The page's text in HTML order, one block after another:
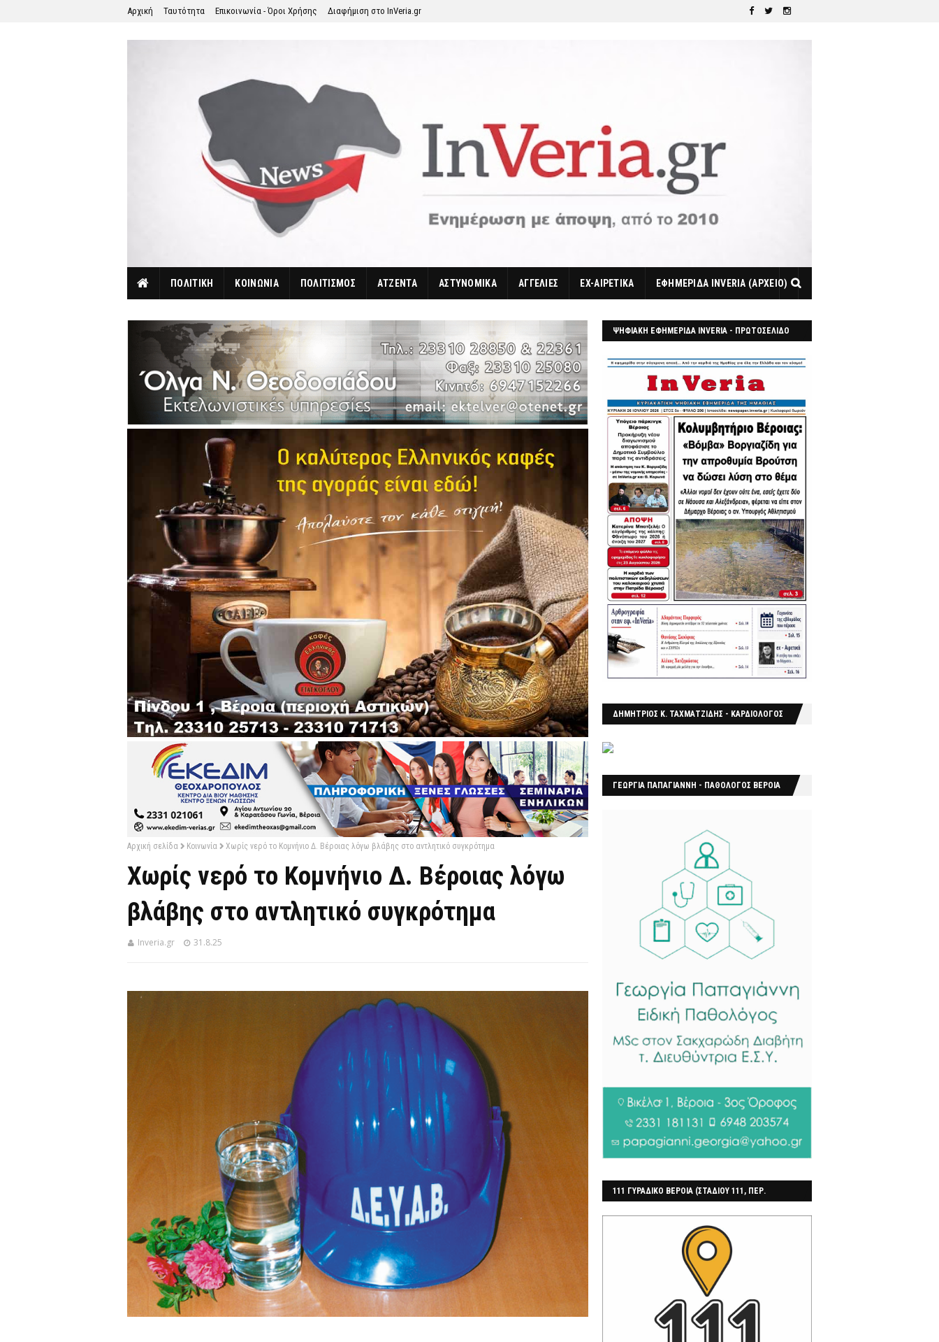
Αρχική Ταυτότητα Επικοινωνία - Όροι Χρήσης Διαφήμιση στο InVeria.gr
ΠΟΛΙΤΙΚΗ ΚΟΙΝΩΝΙΑ ΠΟΛΙΤΙΣΜΟΣ ΑΤΖΕΝΤΑ ΑΣΤΥΝΟΜΙΚΑ ΑΓΓΕΛΙΕΣ EX-ΑΙΡΕΤΙΚΑ ΕΦΗΜΕΡΙΔΑ INVERIA (ΑΡΧΕΙΟ)
Αρχική σελίδα Κοινωνία Χωρίς νερό το Κομνήνιο Δ. Βέροιας λόγω βλάβης στο αντλητικό συγκρότημα
Χωρίς νερό το Κομνήνιο Δ. Βέροιας λόγω
βλάβης στο αντλητικό συγκρότημα
Inveria.gr 31.8.25
ΨΗΦΙΑΚΗ ΕΦΗΜΕΡΙΔΑ INVERIA - ΠΡΩΤΟΣΕΛΙΔΟ
ΔΗΜΗΤΡΙΟΣ Κ. ΤΑΧΜΑΤΖΙΔΗΣ - ΚΑΡΔΙΟΛΟΓΟΣ
ΓΕΩΡΓΙΑ ΠΑΠΑΓΙΑΝΝΗ - ΠΑΘΟΛΟΓΟΣ ΒΕΡΟΙΑ
111 ΓΥΡΑΔΙΚΟ ΒΕΡΟΙΑ (ΣΤΑΔΙΟΥ 111, ΠΕΡ.